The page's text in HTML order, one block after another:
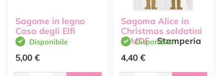
Sagome in legno
Casa degli Elfi
Disponibile
5,00 €
Sagoma Alice in
Christmas soldatini
in MDF Stamperia
Disponibile
4,40 €